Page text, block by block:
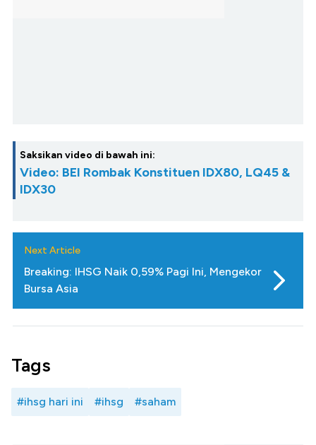
Saksikan video di bawah ini:
Video: BEI Rombak Konstituen IDX80, LQ45 &
IDX30
Next Article
Breaking: IHSG Naik 0,59% Pagi Ini, Mengekor
Bursa Asia
Tags
#ihsg hari ini #ihsg #saham